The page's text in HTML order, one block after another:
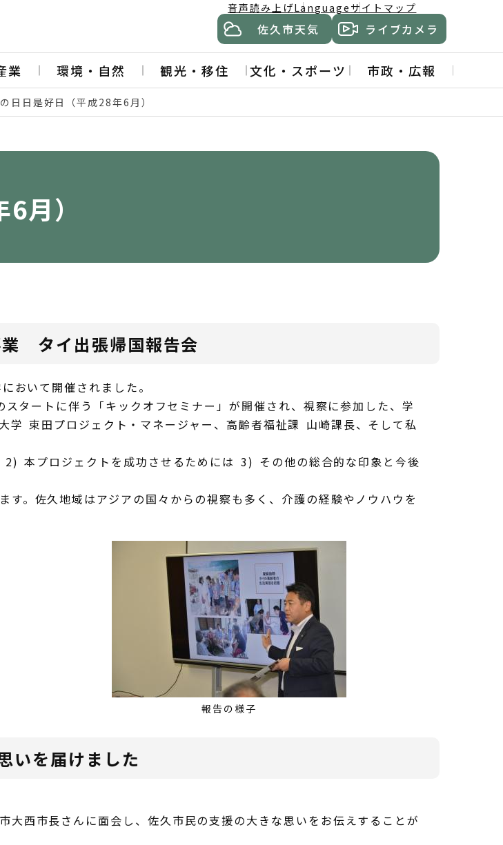
音声読み上げLanguage サイトマップ
佐久市天気 ライブカメラ
業 環境・自然 観光・移住 文化・スポーツ 市政・広報
日日是好日（平成28年6月）
月）
タイ出張帰国報告会
おいて開催されました。
タートに伴う「キックオフセミナー」が開催され、視察に参加した、学
束田プロジェクト・マネージャー、高齢者福祉課 山崎課長、そして私
本プロジェクトを成功させるためには 3) その他の総合的な印象と今後
。佐久地域はアジアの国々からの視察も多く、介護の経験やノウハウを
報告の様子
いを届けました
西市長さんに面会し、佐久市民の支援の大きな思いをお伝えすることが